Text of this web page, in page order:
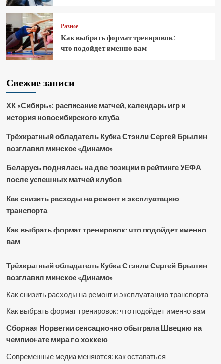
Разное
Как выбрать формат тренировок:
что подойдет именно вам
Свежие записи
ХК «Сибирь»: расписание матчей, календарь игр и
история новосибирского клуба
Трёхкратный обладатель Кубка Стэнли Сергей Брылин
возглавил минское «Динамо»
Беларусь поднялась на две позиции в рейтинге УЕФА
после успешных матчей клубов
Как снизить расходы на ремонт и эксплуатацию
транспорта
Как выбрать формат тренировок: что подойдет именно
вам
Трёхкратный обладатель Кубка Стэнли Сергей Брылин
возглавил минское «Динамо»
Как снизить расходы на ремонт и эксплуатацию транспорта
Как выбрать формат тренировок: что подойдет именно вам
Сборная Норвегии сенсационно обыграла Швецию на
чемпионате мира по хоккею
Современные медиа меняются: как оставаться